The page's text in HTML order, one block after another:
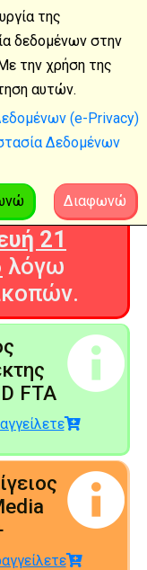
θα είναι
3
21
λόγω
FTA
της
δεδομένων στην
την χρήση της
αυτών.
(e-Privacy)
Δεδομένων
Διαφωνώ